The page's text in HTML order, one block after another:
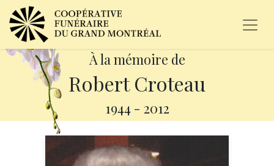
À la mémoire de
Robert Croteau
1944 - 2012